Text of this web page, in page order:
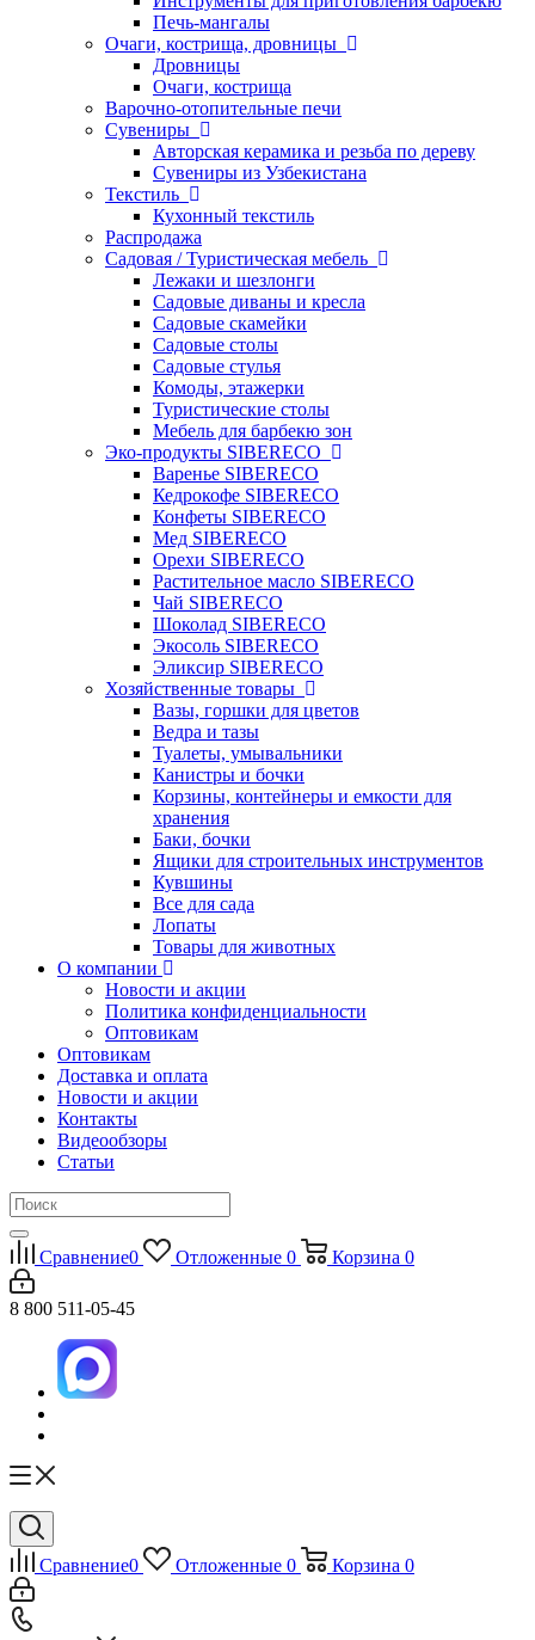
Печь-мангалы
Очаги, кострища, дровницы
Дровницы
Очаги, кострища
Варочно-отопительные печи
Сувениры
Авторская керамика и резьба по дереву
Сувениры из Узбекистана
Текстиль
Кухонный текстиль
Распродажа
Садовая / Туристическая мебель
Лежаки и шезлонги
Садовые диваны и кресла
Садовые скамейки
Садовые столы
Садовые стулья
Комоды, этажерки
Туристические столы
Мебель для барбекю зон
Эко-продукты SIBERECO
Варенье SIBERECO
Кедрокофе SIBERECO
Конфеты SIBERECO
Мед SIBERECO
Орехи SIBERECO
Растительное масло SIBERECO
Чай SIBERECO
Шоколад SIBERECO
Экосоль SIBERECO
Эликсир SIBERECO
Хозяйственные товары
Вазы, горшки для цветов
Ведра и тазы
Туалеты, умывальники
Канистры и бочки
Корзины, контейнеры и емкости для
хранения
Баки, бочки
Ящики для строительных инструментов
Кувшины
Все для сада
Лопаты
Товары для животных
О компании
Новости и акции
Политика конфиденциальности
Оптовикам
Оптовикам
Доставка и оплата
Новости и акции
Контакты
Видеообзоры
Статьи
Сравнение0 Отложенные 0 Корзина 0
8 800 511-05-45
Сравнение0 Отложенные 0 Корзина 0